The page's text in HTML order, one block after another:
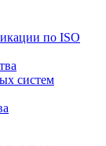
по ISO
систем